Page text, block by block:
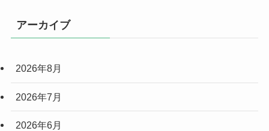
アーカイブ
2026年8月
2026年7月
2026年6月